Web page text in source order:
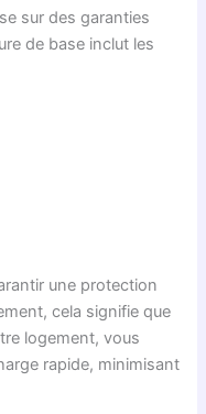
sur des garanties
de base inclut les
une protection
cela signifie que
logement, vous
rapide, minimisant